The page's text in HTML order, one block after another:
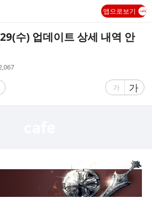
앱으로보기
수) 업데이트 상세 내역 안
글
가
글
자
게
가